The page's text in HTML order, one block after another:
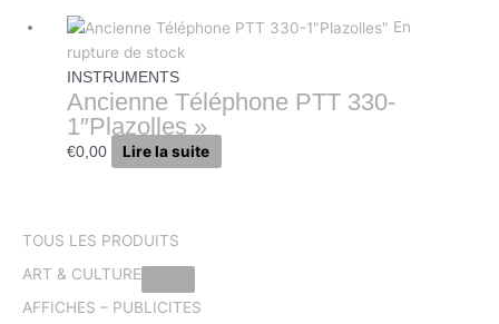
En
rupture de stock
INSTRUMENTS
Ancienne Téléphone PTT 330-
1″Plazolles »
€0,00 Lire la suite
TOUS LES PRODUITS
ART & CULTURE
AFFICHES – PUBLICITES